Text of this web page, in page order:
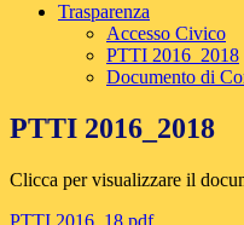
Trasparenza
Accesso Civico
PTTI 2016_2018
Documento di
PTTI 2016_2018
Clicca per visualizzare il